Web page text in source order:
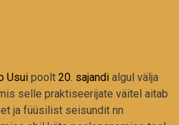
Usui poolt 20. sajandi algul välja
selle praktiseerijate väitel aitab
ja füüsilist seisundit nn